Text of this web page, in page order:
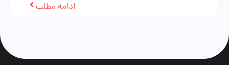
ادامه مطلب